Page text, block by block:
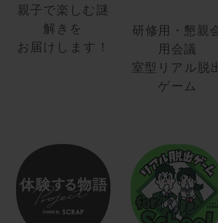
親子で楽しむ謎
解きを
お届けします！
研修用・懇親
用会議
室型リアル脱
ゲーム